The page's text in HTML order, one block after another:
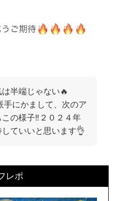
半端じゃない🔥
手にかまして、次のア
の様子‼️２０２４年
していいと思います👌
レポ